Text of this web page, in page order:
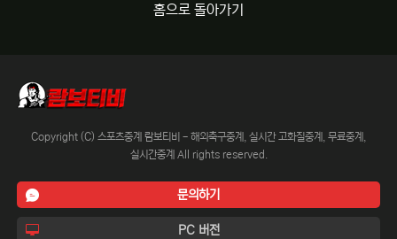
홈으로 돌아가기
Copyright (C) 스포츠중계 람보티비 - 해외축구중계, 실시간 고화질중계, 무료중계,
실시간중계 All rights reserved.
문의하기
PC 버전